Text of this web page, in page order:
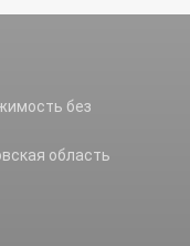
без
область